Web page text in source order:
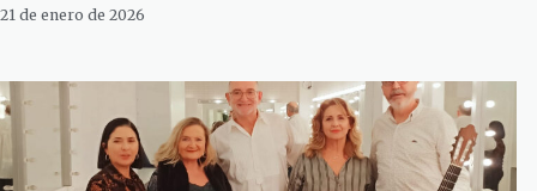
21 de enero de 2026